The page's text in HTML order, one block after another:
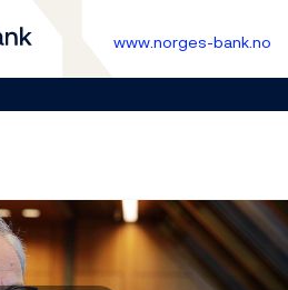
www.norges-bank.no